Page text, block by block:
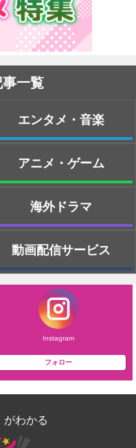
一覧
エンタメ・音楽
アニメ・ゲーム
海外ドラマ
動画配信サービス
Instagram
フォロー
がわかる